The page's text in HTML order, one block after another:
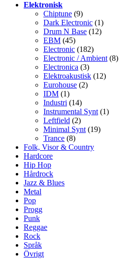
Elektronisk
Chiptune (9)
Dark Electronic (1)
Drum N Base (12)
EBM (45)
Electronic (182)
Electronic / Ambient (8)
Electronica (3)
Elektroakustisk (12)
Eurohouse (2)
IDM (1)
Industri (14)
Instrumental Synt (1)
Leftfield (2)
Minimal Synt (19)
Trance (8)
Folk, Visor & Country
Hardcore
Hip Hop
Hårdrock
Jazz & Blues
Metal
Pop
Progg
Punk
Reggae
Rock
Språk
Övrigt